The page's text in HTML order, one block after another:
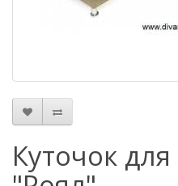
Куточок для